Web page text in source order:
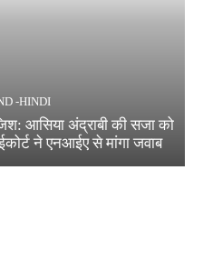
-HINDI
आसिया अंद्राबी की सजा को
ने एनआईए से मांगा जवाब